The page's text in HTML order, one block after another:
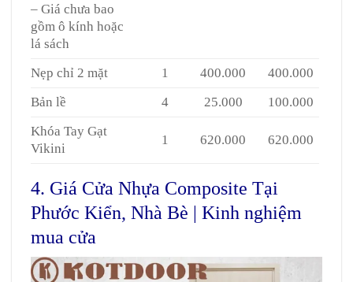
– Giá chưa bao
gồm ô kính hoặc
lá sách
Nẹp chỉ 2 mặt 1 400.000
400.000
Bản lề
4 25.000
100.000
Khóa Tay Gạt
Vikini
1 620.000 620.000
4. Giá Cửa Nhựa Composite Tại
Phước Kiển, Nhà Bè | Kinh nghiệm
mua cửa